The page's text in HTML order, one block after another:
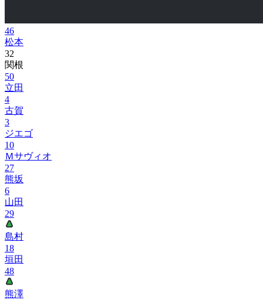
46
松本
32
関根
50
立田
4
古賀
3
ジエゴ
10
Ｍサヴィオ
27
熊坂
6
山田
29
島村
18
垣田
48
熊澤